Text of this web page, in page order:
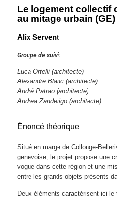
Le logement collectif
au mitage urbain (GE)
Alix Servent
Groupe de suivi:
Luca Ortelli (architecte)
Alexandre Blanc (architecte)
André Patrao (architecte)
Andrea Zanderigo (architecte)
Énoncé théorique
Situé en marge de Collonge-
genevoise, le projet propose une
vogue dans cette région et une
entre les grands objets présents
Deux éléments caractérisent ici le